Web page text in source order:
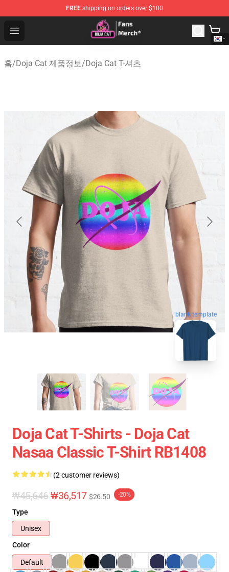
FREE shipping on orders over $100
Open menu
Doja Cat Store - Official Doja Cat Merchandise Shop
홈/Doja Cat 제품정보/Doja Cat T-셔츠
blank template
Doja Cat T-Shirts - Doja Cat
Nasaa Classic T-Shirt RB1408
(2 customer reviews)
₩45,646₩36,517 $26.50 -20%
Type
Unisex
Color
Default